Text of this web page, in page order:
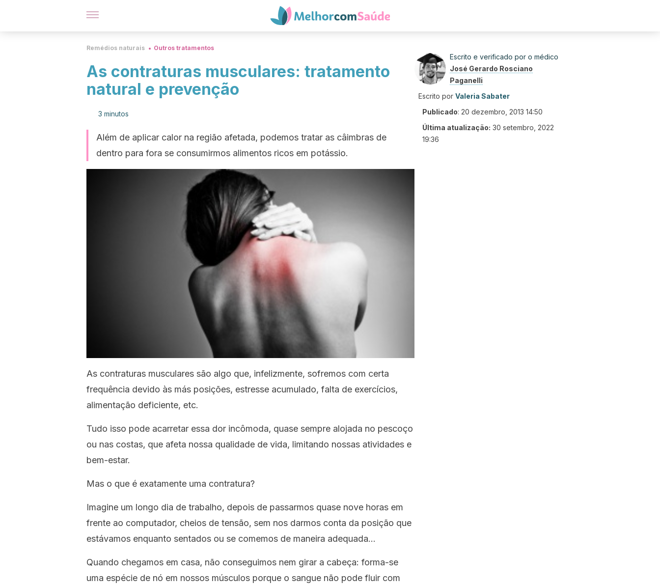
Remédios naturais Outros tratamentos
As contraturas musculares: tratamento
natural e prevenção
3 minutos
Além de aplicar calor na região afetada, podemos tratar as câimbras de
dentro para fora se consumirmos alimentos ricos em potássio.
As contraturas musculares são algo que, infelizmente, sofremos com certa
frequência devido às más posições, estresse acumulado, falta de exercícios,
alimentação deficiente, etc.
Tudo isso pode acarretar essa dor incômoda, quase sempre alojada no pescoço
ou nas costas, que afeta nossa qualidade de vida, limitando nossas atividades e
bem-estar.
Mas o que é exatamente uma contratura?
Imagine um longo dia de trabalho, depois de passarmos quase nove horas em
frente ao computador, cheios de tensão, sem nos darmos conta da posição que
estávamos enquanto sentados ou se comemos de maneira adequada…
Quando chegamos em casa, não conseguimos nem girar a cabeça: forma-se
uma espécie de nó em nossos músculos porque o sangue não pode fluir com
Escrito e verificado por o médico
José Gerardo Rosciano
Paganelli
Escrito por Valeria Sabater
Publicado: 20 dezembro, 2013 14:50
Última atualização: 30 setembro, 2022
19:36